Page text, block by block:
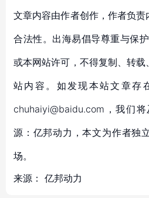
文章内容由作者创作，作者负
合法性。出海易倡导尊重与保
或本网站许可，不得复制、转
站内容。如发现本站文章存
chuhaiyi@baidu.com，我们
源：亿邦动力，本文为作者独
场。
来源： 亿邦动力